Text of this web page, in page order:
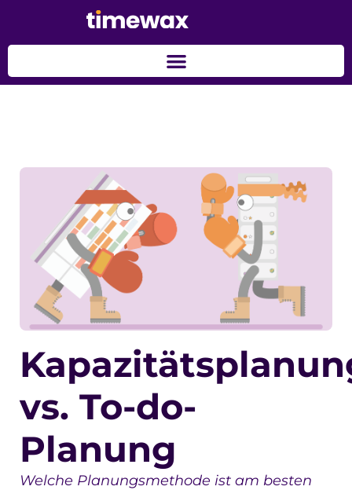
vs. To-do-
Planung
Welche Planungsmethode ist am besten